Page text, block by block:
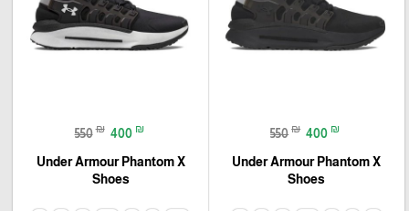
550 ₪ 400 ₪
Under Armour Phantom X
Shoes
550 ₪ 400 ₪
Under Armour Phantom X
Shoes